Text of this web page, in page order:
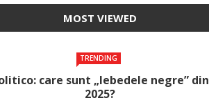
MOST VIEWED
TRENDING
care sunt „lebedele negre” din
2025?